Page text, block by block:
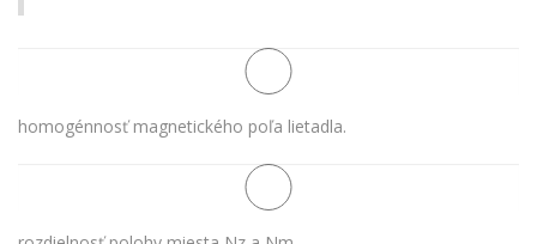
homogénnosť magnetického poľa lietadla.